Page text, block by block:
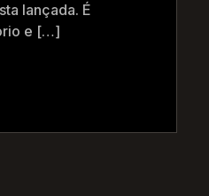
lançada. É
e […]